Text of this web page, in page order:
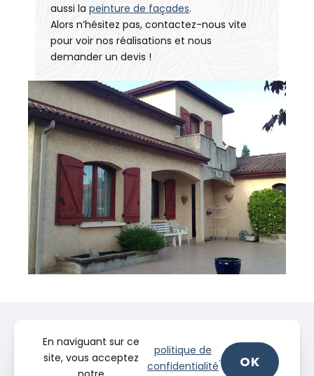
En naviguant sur ce
site, vous acceptez
politique de
confidentialité
. OK
aussi lapeinture de façades.
Alors n’hésitez pas, contactez-nous vite
pour voir nos réalisations et nous
demander un devis !